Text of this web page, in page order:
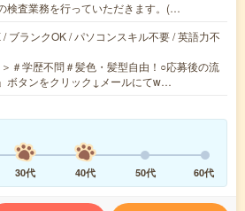
検査業務を行っていただきます。(…
ブランクOK / パソコンスキル不要 / 英語力不
＃学歴不問＃髪色・髪型自由！○応募後の流
ボタンをクリック↓メールにてw…
30代 40代 50代 60代